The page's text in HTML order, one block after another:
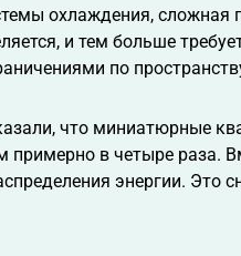
охлаждения, сложная
и тем больше
по
что миниатюрные
примерно в четыре раза.
энергии. Это